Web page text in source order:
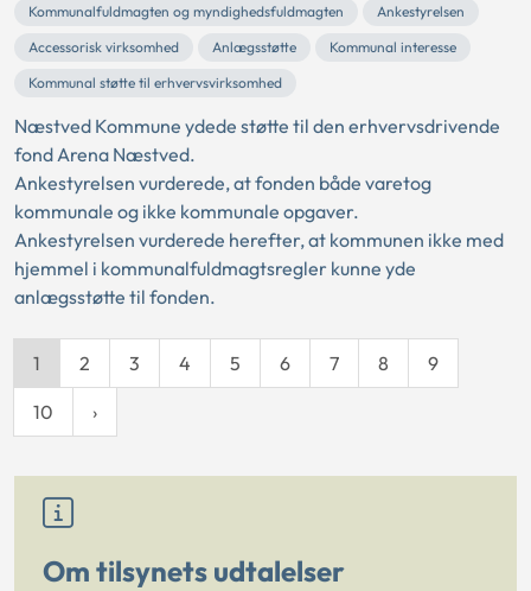
Kommunalfuldmagten og myndighedsfuldmagten
Ankestyrelsen
Accessorisk virksomhed
Anlægsstøtte
Kommunal interesse
Kommunal støtte til erhvervsvirksomhed
Næstved Kommune ydede støtte til den erhvervsdrivende
fond Arena Næstved.
Ankestyrelsen vurderede, at fonden både varetog
kommunale og ikke kommunale opgaver.
Ankestyrelsen vurderede herefter, at kommunen ikke med
hjemmel i kommunalfuldmagtsregler kunne yde
anlægsstøtte til fonden.
1 2 3 4 5 6 7 8 9
10
Om tilsynets udtalelser